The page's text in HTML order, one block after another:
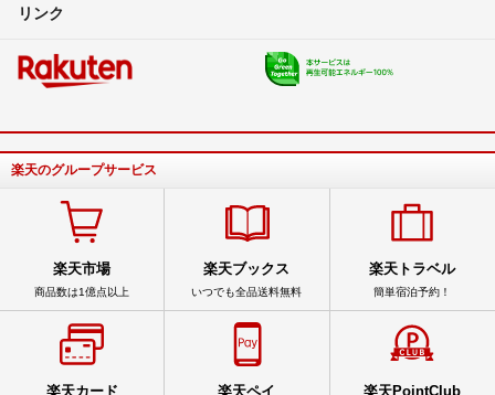
リンク
楽天のグループサービス
楽天市場
商品数は1億点以上
楽天ブックス
いつでも全品送料無料
楽天トラベル
簡単宿泊予約！
楽天カード 楽天ペイ 楽天PointClub